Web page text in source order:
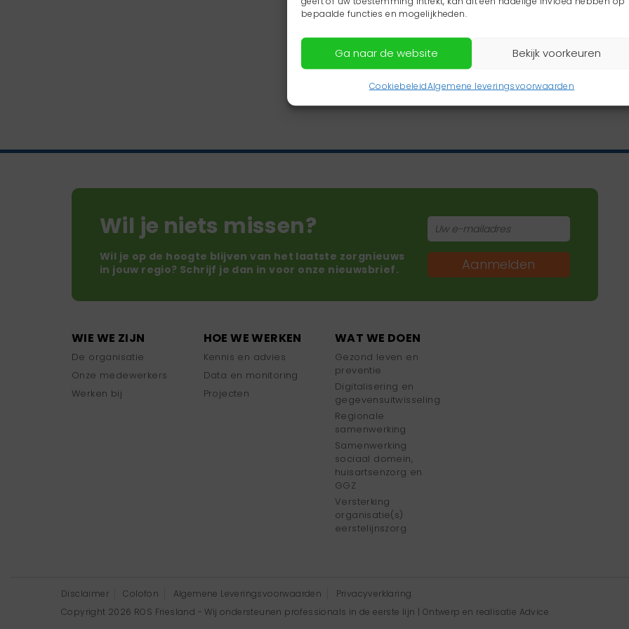
bepaalde functies en mogelijkheden.
Ga naar de website Bekijk voorkeuren
CookiebeleidAlgemene leveringsvoorwaarden
Wil je niets missen?
Wil je op de hoogte blijven van het laatste zorgnieuws
in jouw regio? Schrijf je dan in voor onze nieuwsbrief.
Aanmelden
WIE WE ZIJN
De organisatie
Onze medewerkers
Werken bij
HOE WE WERKEN
Kennis en advies
Data en monitoring
Projecten
WAT WE DOEN
Gezond leven en
preventie
Digitalisering en
gegevensuitwisseling
Regionale
samenwerking
Samenwerking
sociaal domein,
huisartsenzorg en
GGZ
Versterking
organisatie(s)
eerstelijnszorg
Disclaimer Colofon Algemene Leveringsvoorwaarden
Privacyverklaring
Copyright 2026 ROS Friesland - Wij ondersteunen professionals in de eerste lijn | Ontwerp en realisatie Advice